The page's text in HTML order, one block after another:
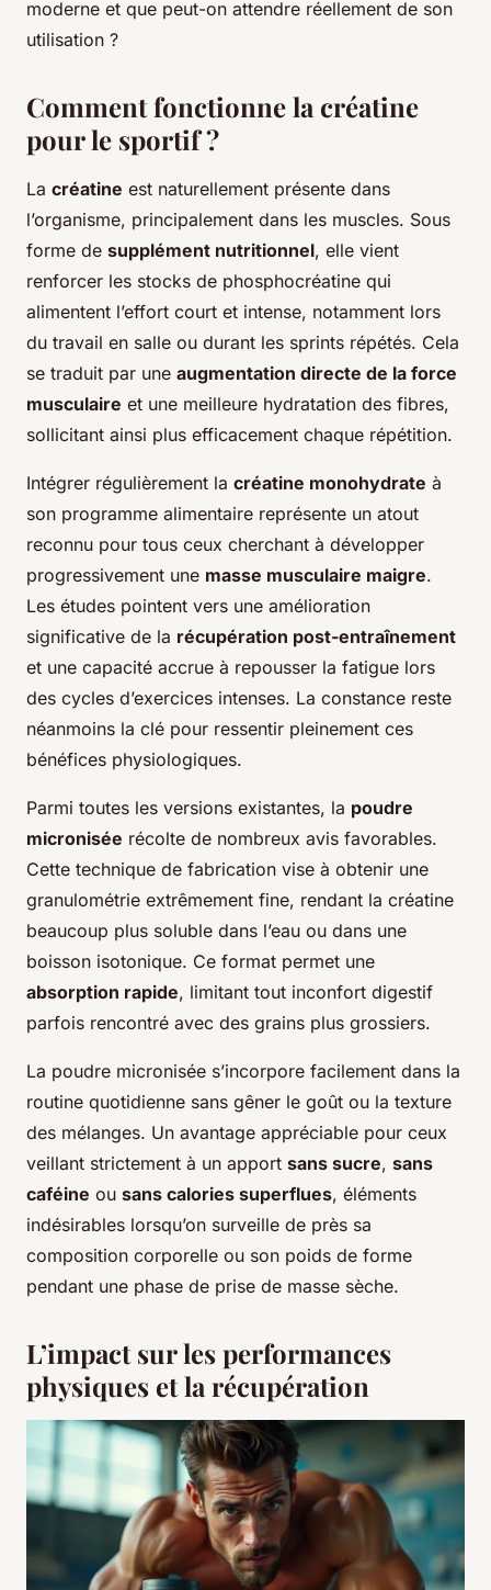
moderne et que peut-on attendre réellement de son
utilisation ?
Comment fonctionne la créatine
pour le sportif ?
La créatine est naturellement présente dans
l’organisme, principalement dans les muscles. Sous
forme de supplément nutritionnel, elle vient
renforcer les stocks de phosphocréatine qui
alimentent l’effort court et intense, notamment lors
du travail en salle ou durant les sprints répétés. Cela
se traduit par une augmentation directe de la force
musculaire et une meilleure hydratation des fibres,
sollicitant ainsi plus efficacement chaque répétition.
Intégrer régulièrement la créatine monohydrate à
son programme alimentaire représente un atout
reconnu pour tous ceux cherchant à développer
progressivement une masse musculaire maigre.
Les études pointent vers une amélioration
significative de la récupération post-entraînement
et une capacité accrue à repousser la fatigue lors
des cycles d’exercices intenses. La constance reste
néanmoins la clé pour ressentir pleinement ces
bénéfices physiologiques.
Parmi toutes les versions existantes, la poudre
micronisée récolte de nombreux avis favorables.
Cette technique de fabrication vise à obtenir une
granulométrie extrêmement fine, rendant la créatine
beaucoup plus soluble dans l’eau ou dans une
boisson isotonique. Ce format permet une
absorption rapide, limitant tout inconfort digestif
parfois rencontré avec des grains plus grossiers.
La poudre micronisée s’incorpore facilement dans la
routine quotidienne sans gêner le goût ou la texture
des mélanges. Un avantage appréciable pour ceux
veillant strictement à un apport sans sucre, sans
caféine ou sans calories superflues, éléments
indésirables lorsqu’on surveille de près sa
composition corporelle ou son poids de forme
pendant une phase de prise de masse sèche.
L’impact sur les performances
physiques et la récupération